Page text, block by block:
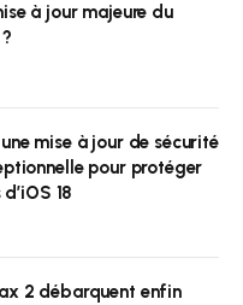
à jour majeure du
mise à jour de sécurité
pour protéger
18
2 débarquent enfin